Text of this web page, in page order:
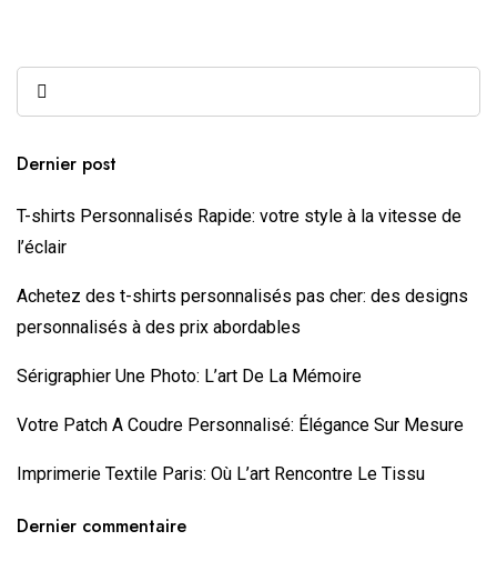
Dernier post
T-shirts Personnalisés Rapide: votre style à la vitesse de
l’éclair
Achetez des ⁠t-shirts personnalisés pas cher: des designs
personnalisés à des prix abordables
Sérigraphier Une Photo: L’art De La Mémoire
Votre Patch A Coudre Personnalisé: Élégance Sur Mesure
Imprimerie Textile Paris: Où L’art Rencontre Le Tissu
Dernier commentaire